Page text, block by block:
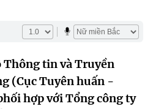
Thông tin và Truyền
(Cục Tuyên huấn -
hợp với Tổng công ty